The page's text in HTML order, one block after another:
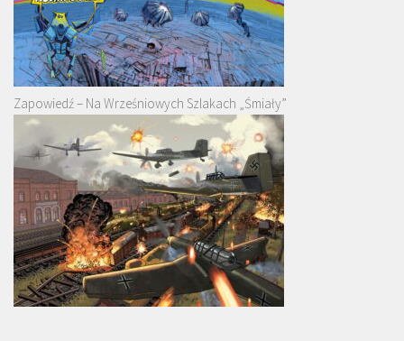
Zapowiedź – Na Wrześniowych Szlakach „Śmiały”